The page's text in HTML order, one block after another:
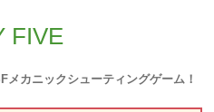
FIVE
カニックシューティングゲーム！